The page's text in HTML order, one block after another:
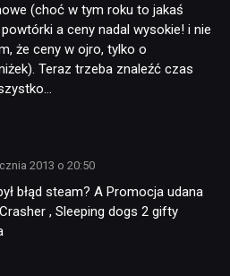
(choć w tym roku to jakaś
a ceny nadal wysokie! i nie
że ceny w ojro, tylko o
Teraz trzeba znaleźć czas
2013 o 20:50
błąd steam? A Promocja udana
, Sleeping dogs 2 gifty